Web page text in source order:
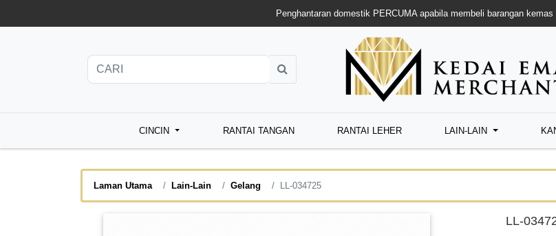
Penghantaran domestik PERCUMA apabila membeli barangan
CINCIN RANTAI TANGAN RANTAI LEHER LAIN-LAIN
Laman Utama Lain-Lain Gelang LL-034725
LL-